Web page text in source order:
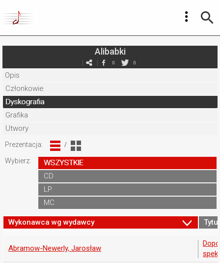
Alibabki
0 0
Opis
Członkowie
Dyskografia
Grafika
Utwory
Prezentacja: /
Wybierz:
WSZYSTKIE
CD
LP
MC
Wykonawca wg wydawcy Tytuł
Abramow-Newerly, Jarosław